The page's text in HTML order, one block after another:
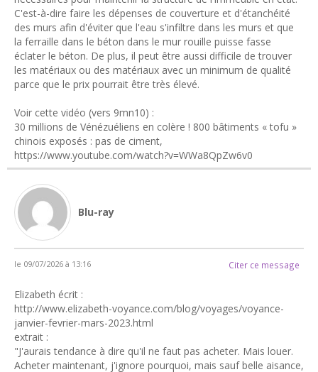
C'est-à-dire faire les dépenses de couverture et d'étanchéité
des murs afin d'éviter que l'eau s'infiltre dans les murs et que
la ferraille dans le béton dans le mur rouille puisse fasse
éclater le béton. De plus, il peut être aussi difficile de trouver
les matériaux ou des matériaux avec un minimum de qualité
parce que le prix pourrait être très élevé.
Voir cette vidéo (vers 9mn10) :
30 millions de Vénézuéliens en colère ! 800 bâtiments « tofu »
chinois exposés : pas de ciment,
https://www.youtube.com/watch?v=WWa8QpZw6v0
Blu-ray
le 09/07/2026 à 13:16 Citer ce message
Elizabeth écrit :
http://www.elizabeth-voyance.com/blog/voyages/voyance-
janvier-fevrier-mars-2023.html
extrait :
"J'aurais tendance à dire qu'il ne faut pas acheter. Mais louer.
Acheter maintenant, j'ignore pourquoi, mais sauf belle aisance,